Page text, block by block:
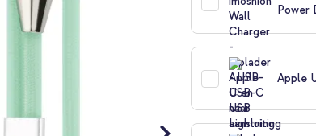
Power
Apple